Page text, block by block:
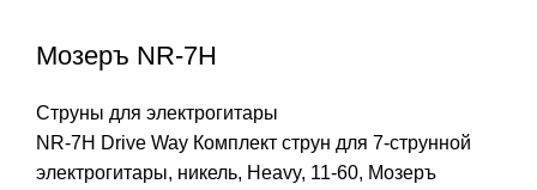
Мозеръ NR-7H
Струны для электрогитары
NR-7H Drive Way Комплект струн для 7-струнной
электрогитары, никель, Heavy, 11-60, Мозеръ